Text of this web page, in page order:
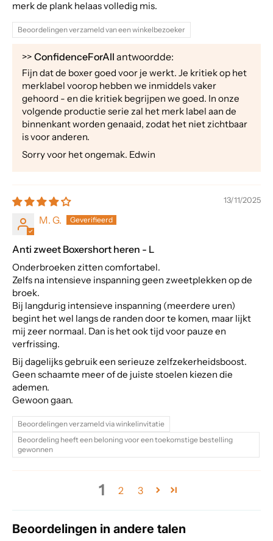
merk de plank helaas volledig mis.
Beoordelingen verzameld van een winkelbezoeker
>> ConfidenceForAll antwoordde:
Fijn dat de boxer goed voor je werkt. Je kritiek op het
merklabel voorop hebben we inmiddels vaker
gehoord - en die kritiek begrijpen we goed. In onze
volgende productie serie zal het merk label aan de
binnenkant worden genaaid, zodat het niet zichtbaar
is voor anderen.
Sorry voor het ongemak. Edwin
13/11/2025
M. G.
Anti zweet Boxershort heren - L
Onderbroeken zitten comfortabel.
Zelfs na intensieve inspanning geen zweetplekken op de
broek.
Bij langdurig intensieve inspanning (meerdere uren)
begint het wel langs de randen door te komen, maar lijkt
mij zeer normaal. Dan is het ook tijd voor pauze en
verfrissing.
Bij dagelijks gebruik een serieuze zelfzekerheidsboost.
Geen schaamte meer of de juiste stoelen kiezen die
ademen.
Gewoon gaan.
Beoordelingen verzameld via winkelinvitatie
Beoordeling heeft een beloning voor een toekomstige bestelling
gewonnen
1 2 3
Beoordelingen in andere talen